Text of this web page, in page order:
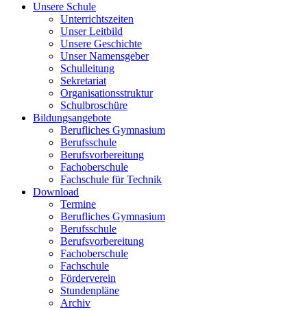
Unsere Schule
Unterrichtszeiten
Unser Leitbild
Unsere Geschichte
Unser Namensgeber
Schulleitung
Sekretariat
Organisationsstruktur
Schulbroschüre
Bildungsangebote
Berufliches Gymnasium
Berufsschule
Berufsvorbereitung
Fachoberschule
Fachschule für Technik
Download
Termine
Berufliches Gymnasium
Berufsschule
Berufsvorbereitung
Fachoberschule
Fachschule
Förderverein
Stundenpläne
Archiv